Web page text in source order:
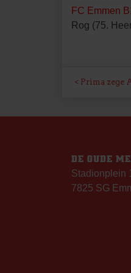
FC Emmen
Rog (75.
Prima zege
DE OUDE
Stadionplein 1
7825 SG